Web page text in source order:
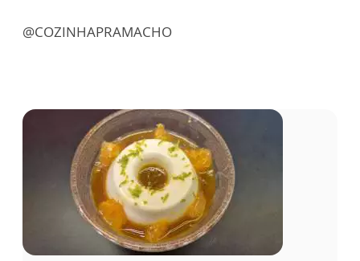
@COZINHAPRAMACHO